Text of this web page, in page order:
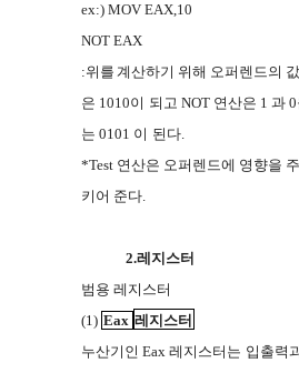
ex:) MOV EAX,10
NOT EAX
:위를 계산하기 위해 오퍼렌드의
은 1010이 되고 NOT 연산은 1과 0
는 0101 이 된다.
*Test 연산은 오퍼렌드에 영향을
키어 준다.
2.레지스터
범용 레지스터
(1) Eax 레지스터
누산기인 Eax레지스터는 입출력